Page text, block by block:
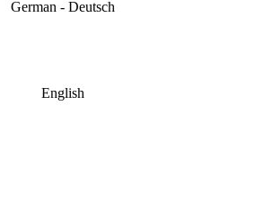
German - Deutsch
English